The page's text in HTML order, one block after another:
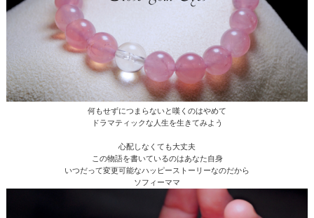
何もせずにつまらないと嘆くのはやめて
ドラマティックな人生を生きてみよう
心配しなくても大丈夫
この物語を書いているのはあなた自身
いつだって変更可能なハッピーストーリーなのだから
ソフィーママ